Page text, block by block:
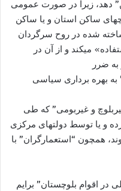
دهد، زیرا در صورت عمومی
ساکن استان و یا ساکن
شده در روح سرگردان
میکند و از آن در
ضرر
بهره برداری سیاسی
و غیربومی” که طی
و یا توسط دولتهای مرکزی
همچون “استعمارگران” با
در اقوام بلوچستان” برایم